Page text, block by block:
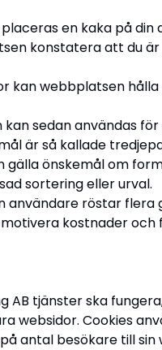
en kaka på din
konstatera att du
kan webbplatsen
sedan användas
är så kallade
gälla önskemål om
sortering eller urval.
användare röstar flera
kostnader och
AB tjänster ska
websidor. Cookies
antal besökare till